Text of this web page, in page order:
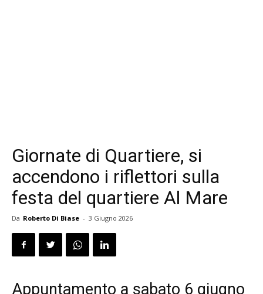
Giornate di Quartiere, si
accendono i riflettori sulla
festa del quartiere Al Mare
Da Roberto Di Biase - 3 Giugno 2026
Appuntamento a sabato 6 giugno